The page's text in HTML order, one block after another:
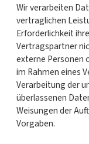
Wir verarbeiten
vertraglichen
Erforderlichkeit
Vertragspartner
externe Personen
im Rahmen eines
Verarbeitung der
überlassenen
Weisungen der
Vorgaben.